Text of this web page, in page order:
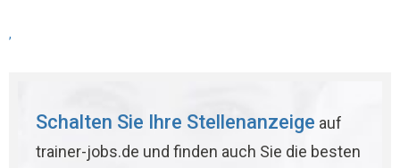
,
Schalten Sie Ihre Stellenanzeige auf
trainer-jobs.de und finden auch Sie die besten